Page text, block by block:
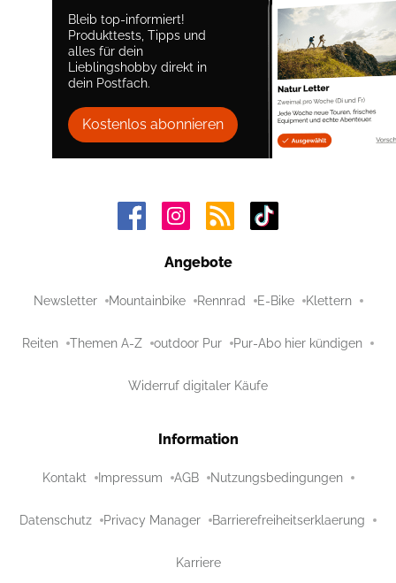
Bleib top-informiert!
Produkttests, Tipps und
alles für dein
Lieblingshobby direkt in
dein Postfach.
Kostenlos abonnieren
Angebote
Newsletter Mountainbike Rennrad E-Bike Klettern
Reiten Themen A-Z outdoor Pur Pur-Abo hier kündigen
Widerruf digitaler Käufe
Information
Kontakt Impressum AGB Nutzungsbedingungen
Datenschutz Privacy Manager Barrierefreiheitserklaerung
Karriere